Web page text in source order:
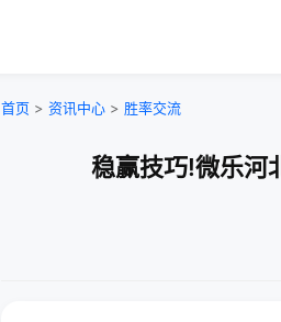
首页 > 资讯中心 > 胜率交流
稳赢技巧!微乐河